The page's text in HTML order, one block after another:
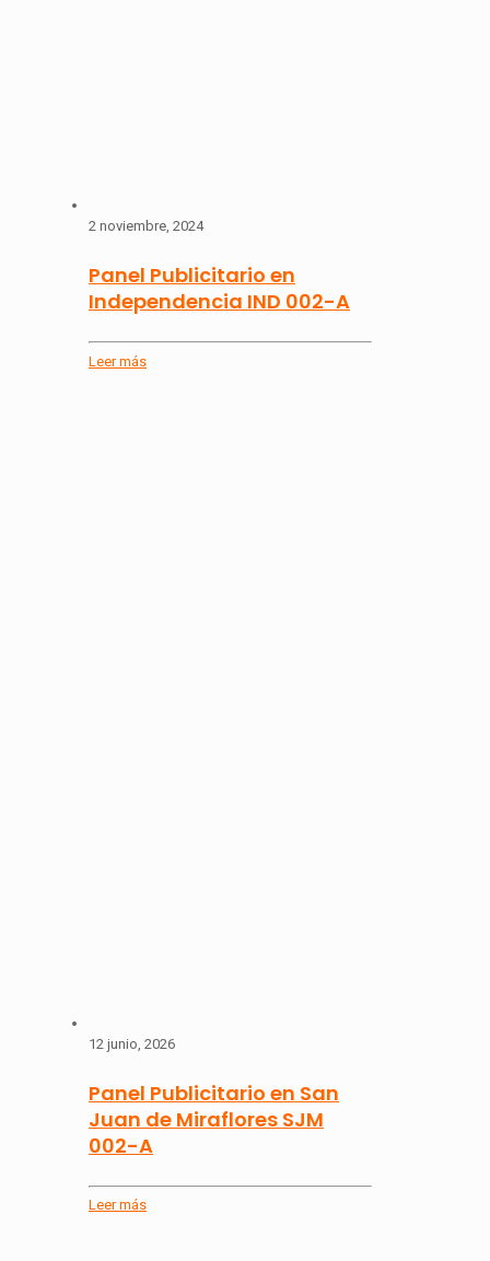
2 noviembre, 2024
Panel Publicitario en
Independencia IND 002-A
Leer más
12 junio, 2026
Panel Publicitario en San
Juan de Miraflores SJM
002-A
Leer más